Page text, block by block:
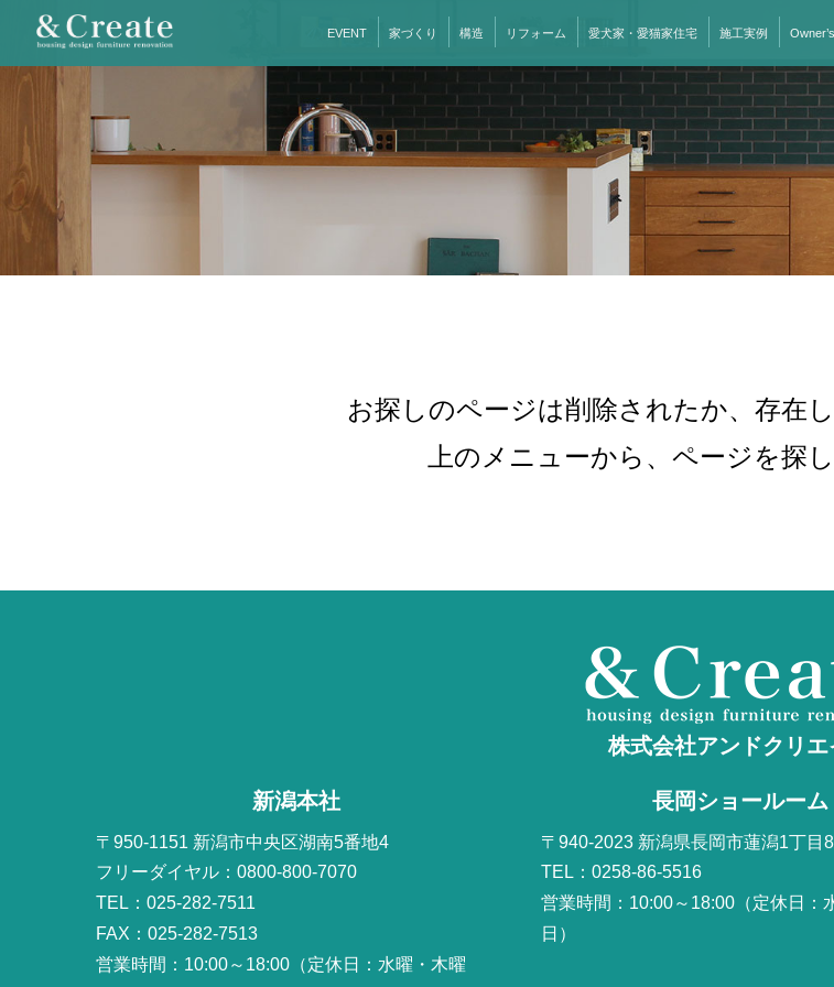
EVENT 家づくり 構造 リフォーム 愛犬家・愛猫家住宅 施工実例
お探しのページは削除されたか、存在
上のメニューから、ページを探
株式会社アンドクリエ
新潟本社
〒950-1151 新潟市中央区湖南5番地4
フリーダイヤル：0800-800-7070
TEL：025-282-7511
FAX：025-282-7513
営業時間：10:00～18:00（定休日：水曜・木曜
長岡ショールーム
〒940-2023 新潟県長岡市蓮潟1丁目
TEL：0258-86-5516
営業時間：10:00～18:00（定休日：
日）